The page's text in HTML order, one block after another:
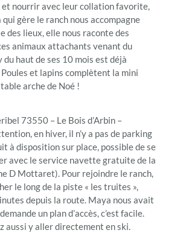
et nourrir avec leur collation favorite,
gère le ranch nous accompagne
des lieux, elle nous raconte des
animaux attachants venant du
du haut de ses 10 mois est déjà
et lapins complètent la mini
arche de Noé !
73550 – Le Bois d’Arbin –
en hiver, il n’y a pas de parking
à disposition sur place, possible de se
avec le service navette gratuite de la
D Mottaret). Pour rejoindre le ranch,
le long de la piste « les truites »,
depuis la route. Maya nous avait
un plan d’accès, c’est facile.
aussi y aller directement en ski.